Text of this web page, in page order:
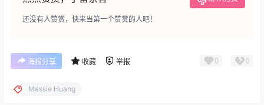
还没有人赞赏，快来当第一个赞赏的人吧！
海报分享 收藏 举报 0 0
Messie Huang